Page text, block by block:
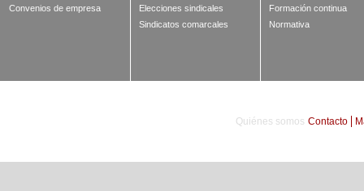
Convenios de empresa
Elecciones sindicales
Sindicatos comarcales
Formación continua
Normativa
Quiénes somos Contacto